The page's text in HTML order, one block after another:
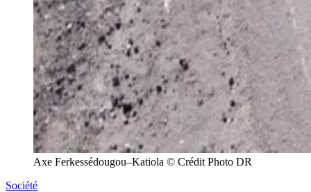
Axe Ferkessédougou–Katiola © Crédit Photo DR
Société